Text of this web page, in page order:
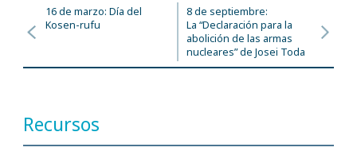
16 de marzo: Día del
Kosen-rufu
8 de septiembre:
La “Declaración para la
abolición de las armas
nucleares” de Josei Toda
Recursos